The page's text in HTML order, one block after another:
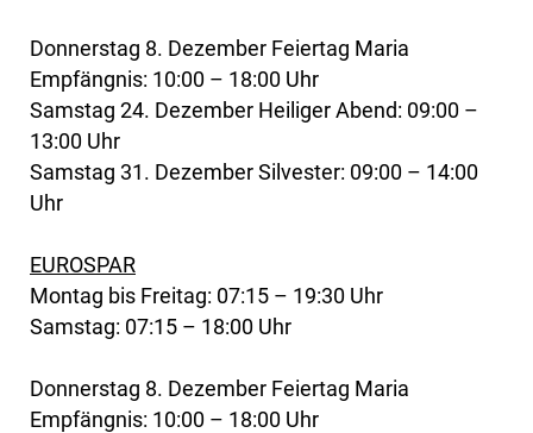
Donnerstag 8. Dezember Feiertag Maria
Empfängnis: 10:00 – 18:00 Uhr
Samstag 24. Dezember Heiliger Abend: 09:00 –
13:00 Uhr
Samstag 31. Dezember Silvester: 09:00 – 14:00
Uhr
EUROSPAR
Montag bis Freitag: 07:15 – 19:30 Uhr
Samstag: 07:15 – 18:00 Uhr
Donnerstag 8. Dezember Feiertag Maria
Empfängnis: 10:00 – 18:00 Uhr